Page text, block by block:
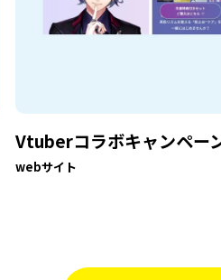
Vtuberコラボキャンペー
webサイト